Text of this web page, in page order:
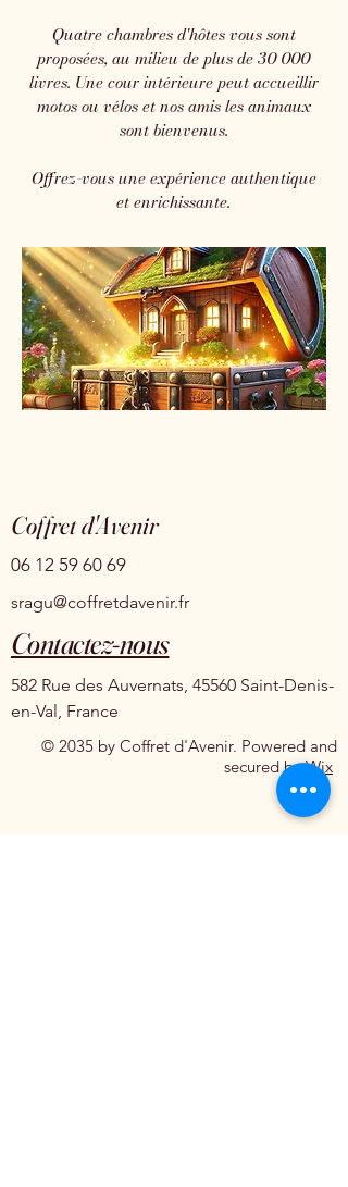
​Quatre chambres d'hôtes vous sont
proposées, au milieu de plus de 30 000
livres. Une cour intérieure peut accueillir
motos ou vélos et nos amis les animaux
sont bienvenus.
Offrez-vous une expérience authentique
et enrichissante.
Coffret d'Avenir
06 12 59 60 69
sragu@coffretdavenir.fr
Contactez-nous
582 Rue des Auvernats, 45560 Saint-Denis-
en-Val, France
© 2035 by Coffret d'Avenir. Powered and
secured byWix